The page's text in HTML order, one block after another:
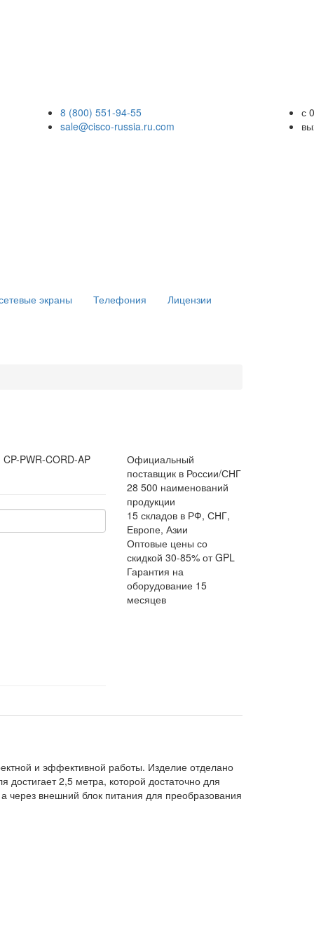
8 (800) 551-94-55
sale@cisco-russia.ru.com
с
экраны Телефония Лицензии
CP-PWR-CORD-AP
Официальный
поставщик в России/СНГ
28 500 наименований
продукции
15 складов в РФ, СНГ,
Европе, Азии
Оптовые цены со
скидкой 30-85% от GPL
Гарантия на
оборудование 15
месяцев
и эффективной работы. Изделие отделано
2,5 метра, которой достаточно для
через внешний блок питания для преобразования